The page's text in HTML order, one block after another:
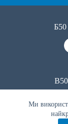
Ми
Б50
Політика